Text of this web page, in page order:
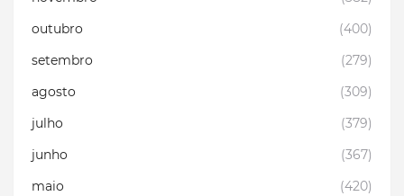
outubro
(400)
setembro
(279)
agosto
(309)
julho
(379)
junho
(367)
maio
(420)